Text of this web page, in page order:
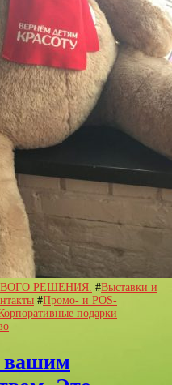
РЕШЕНИЯ. #Выставки и
#Промо- и POS-
подарки
вашим